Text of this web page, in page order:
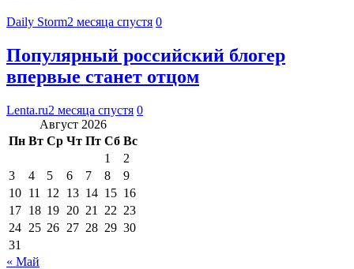
Daily Storm2 месяца спустя 0
Популярный российский блогер
впервые станет отцом
Lenta.ru2 месяца спустя 0
Август 2026
Пн Вт Ср Чт Пт Сб Вс
1
2
3
4 5 6 7 8
9
10 11 12 13 14 15 16
17 18 19 20 21 22 23
24 25 26 27 28 29 30
31
« Май